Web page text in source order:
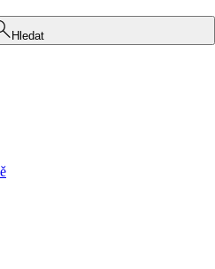
Hledat